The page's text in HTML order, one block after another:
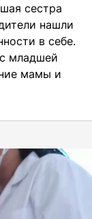
сестра
нашли
в себе.
младшей
мамы и